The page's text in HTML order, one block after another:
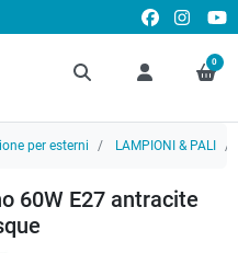
0
per esterni LAMPIONI & PALI
60W E27 antracite